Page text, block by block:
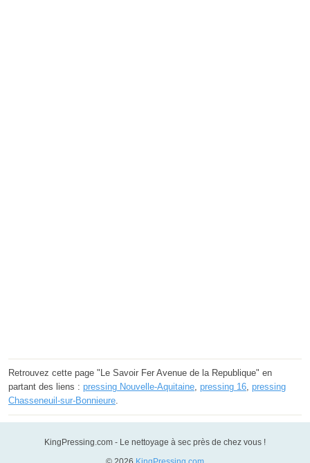
Retrouvez cette page "Le Savoir Fer Avenue de la Republique" en
partant des liens : pressing Nouvelle-Aquitaine, pressing 16, pressing
Chasseneuil-sur-Bonnieure.
KingPressing.com - Le nettoyage à sec près de chez vous !